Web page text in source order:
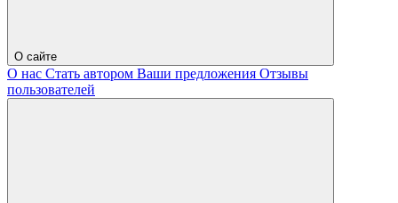
О сайте
О нас Стать автором Ваши предложения Отзывы
пользователей